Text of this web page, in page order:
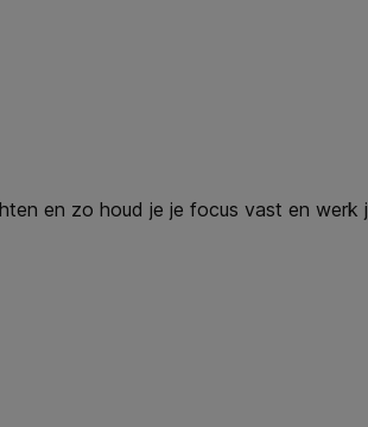
en zo houd je je focus vast en werk